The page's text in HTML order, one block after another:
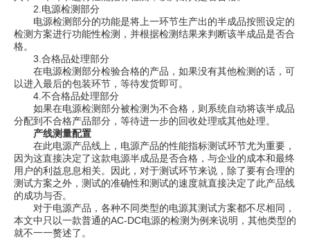
2.电源检测部分
电源检测部分的功能是将上一环节生产出的半成品按照设定的
检测方案进行功能性检测，并根据检测结果来判断该半成品是否合
格。
3.合格品处理部分
在电源检测部分检验合格的产品，如果没有其他检测的话，可
以进入最后的包装环节，等待发货即可。
4.不合格品处理部分
如果在电源检测部分被检测为不合格，则系统自动将该半成品
分配到不合格产品部分，等待进一步的回收处理或其他处理。
产线测量配置
在此电源产品线上，电源产品的性能指标测试环节尤为重要，
因为这直接决定了这款电源半成品是否合格，与企业的成本和最终
用户的利益息息相关。因此，对于测试环节来说，除了要有合理的
测试方案之外，测试的准确性和测试的速度就直接决定了此产品线
的成功与否。
对于电源产品，各种不同类型的电源其测试方案都不尽相同，
本文中只以一款普通的AC-DC电源的检测为例来说明，其他类型的
就不一一赘述了。